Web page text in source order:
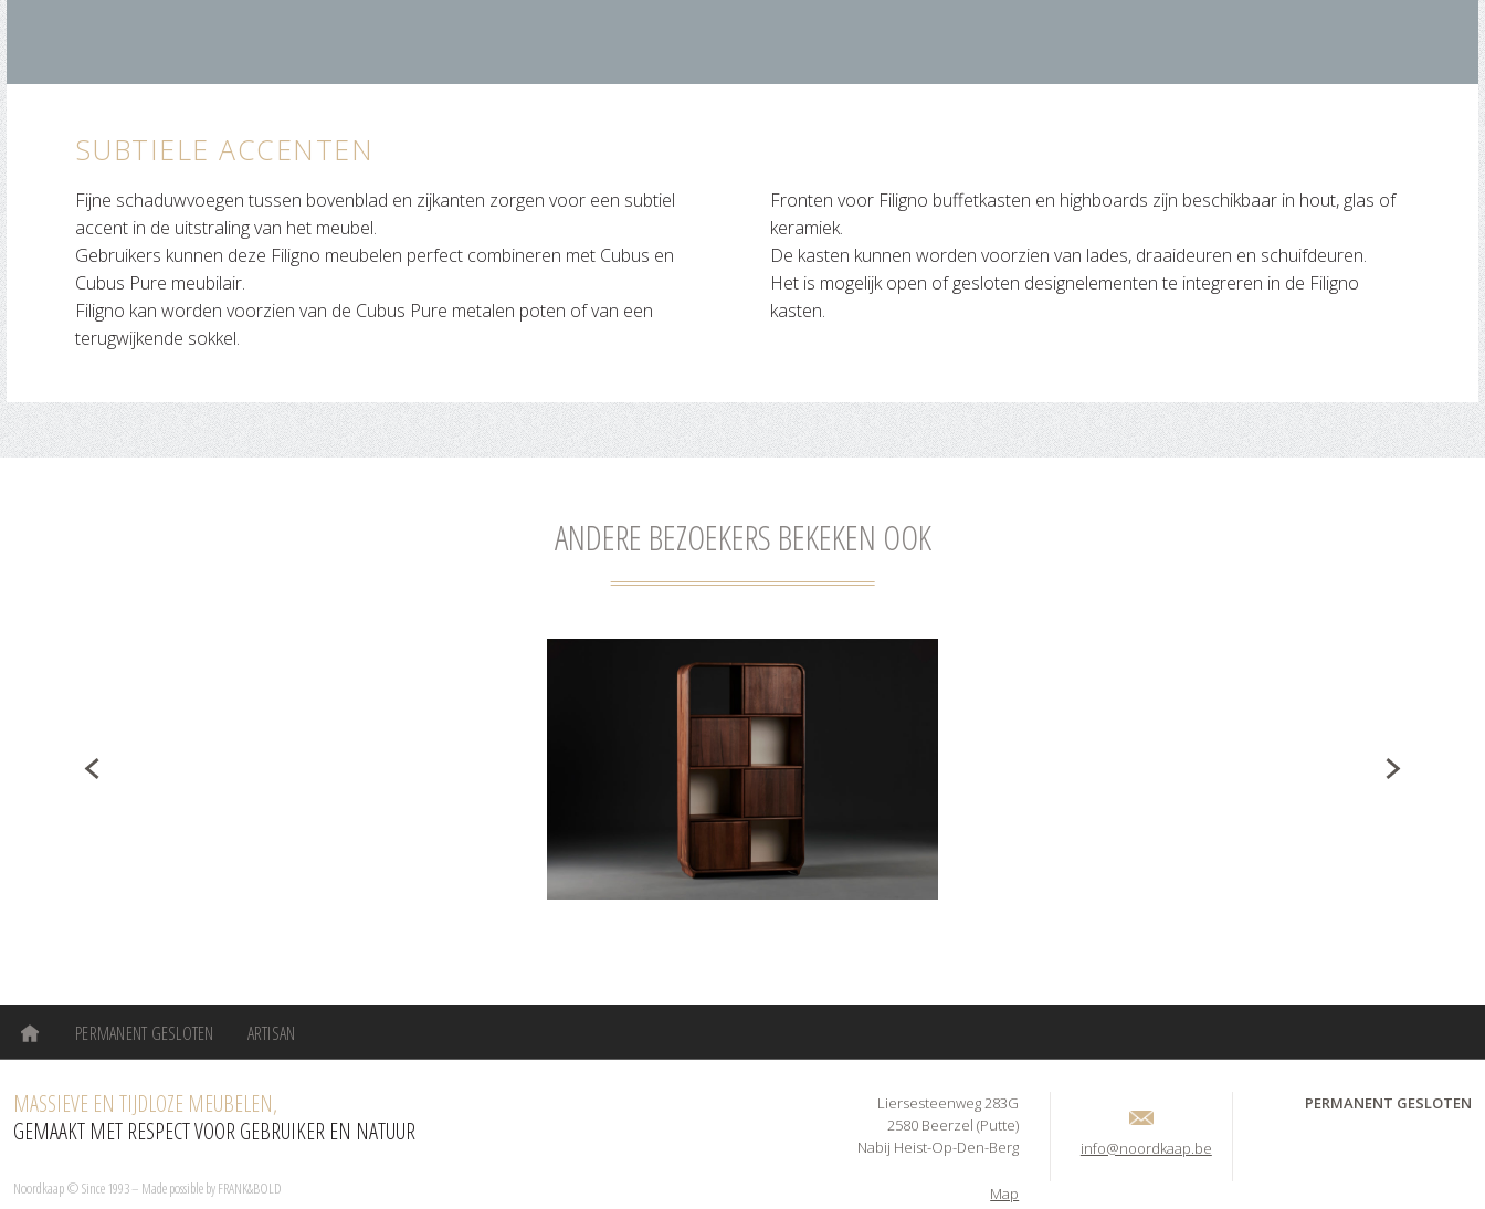
SUBTIELE ACCENTEN
Fijne schaduwvoegen tussen bovenblad en zijkanten zorgen voor een subtiel
accent in de uitstraling van het meubel.
Gebruikers kunnen deze Filigno meubelen perfect combineren met Cubus en
Cubus Pure meubilair.
Filigno kan worden voorzien van de Cubus Pure metalen poten of van een
terugwijkende sokkel.
Fronten voor Filigno buffetkasten en highboards zijn beschikbaar in hout, glas of
keramiek.
De kasten kunnen worden voorzien van lades, draaideuren en schuifdeuren.
Het is mogelijk open of gesloten designelementen te integreren in de Filigno
kasten.
ANDERE BEZOEKERS BEKEKEN OOK
PERMANENT GESLOTEN ARTISAN
MASSIEVE EN TIJDLOZE MEUBELEN,
GEMAAKT MET RESPECT VOOR GEBRUIKER EN NATUUR
Noordkaap © Since 1993 – Made possible byFRANK&BOLD
PERMANENT GESLOTEN
info@noordkaap.be
Liersesteenweg 283G
2580 Beerzel (Putte)
Nabij Heist-Op-Den-Berg
Map